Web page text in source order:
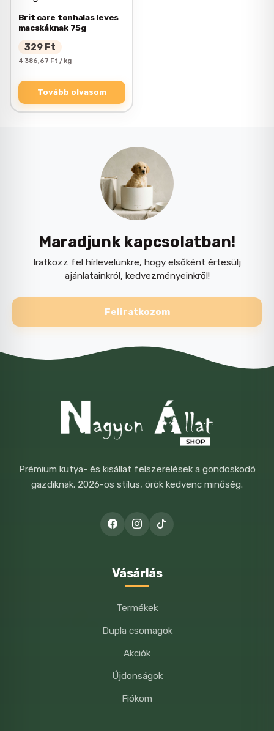
Brit care tonhalas leves
macskáknak 75g
329 Ft
4 386,67 Ft / kg
Tovább olvasom
Maradjunk kapcsolatban!
Iratkozz fel hírlevelünkre, hogy elsőként értesülj
ajánlatainkról, kedvezményeinkről!
Feliratkozom
Prémium kutya- és kisállat felszerelések a gondoskodó
gazdiknak. 2026-os stílus, örök kedvenc minőség.
Vásárlás
Termékek
Dupla csomagok
Akciók
Újdonságok
Fiókom